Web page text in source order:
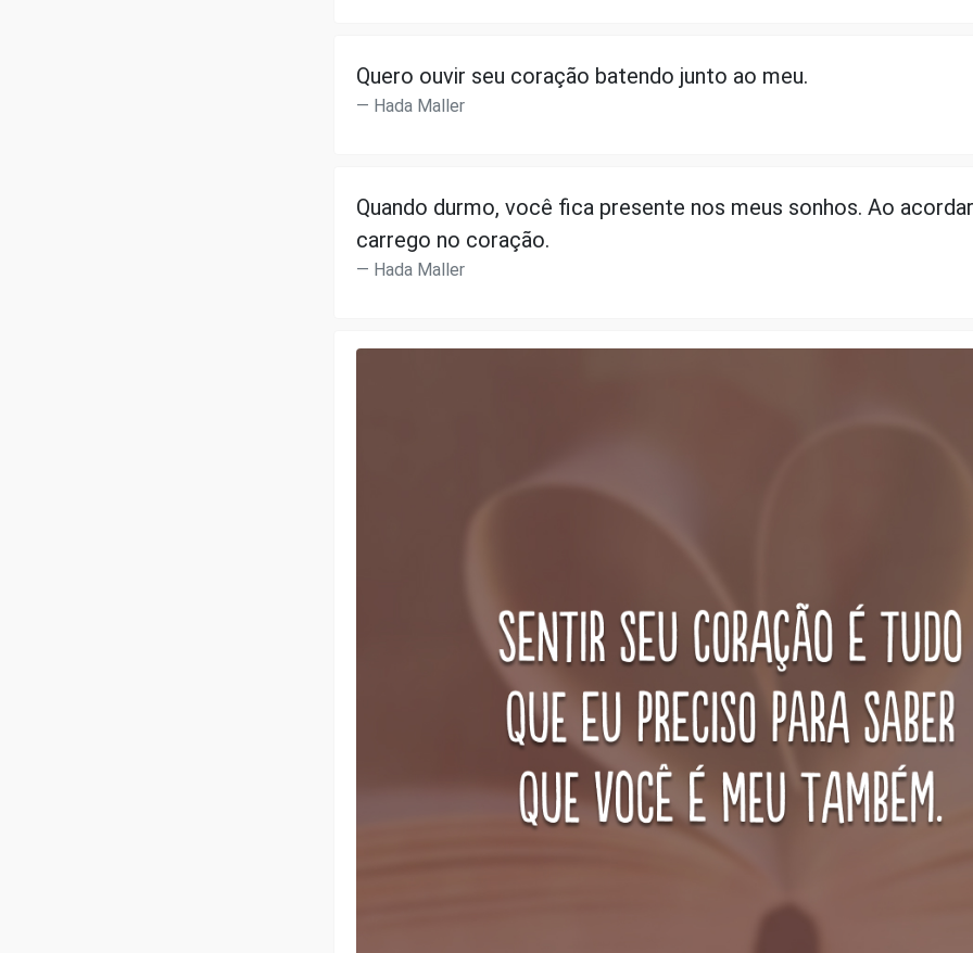
Quero ouvir seu coração batendo junto ao meu.
Hada Maller
Quando durmo, você fica presente nos meus sonhos. Ao
carrego no coração.
Hada Maller